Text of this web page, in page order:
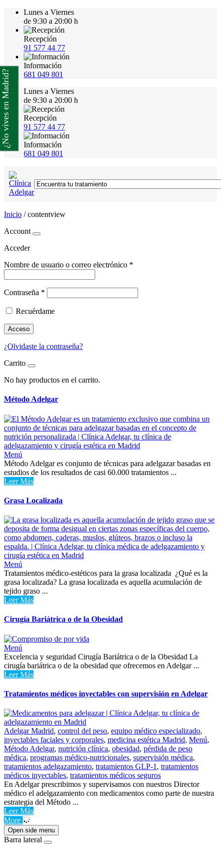
Lunes a Viernes
de 9:30 a 20:00 h
Recepción
91 577 44 77
Información
681 049 801
Lunes a Viernes
de 9:30 a 20:00 h
Recepción
91 577 44 77
Información
681 049 801
Inicio /contentview
Account
Acceder
Nombre de usuario o correo electrónico *
Contraseña *
Recuérdame
Acceso
¿Olvidaste la contraseña?
Carrito
No hay productos en el carrito.
Método Adelgar
Menú
Método Adelgar es conjunto de técnicas para adelgazar basadas en
estudios de los resultados de casi 60.000 tratamientos ...
Leer Más
Grasa Localizada
Menú
Tratamientos médico-estéticos para la grasa localizada ¿Qué es la
grasa localizada? La grasa localizada es aquella acumulación de
tejido graso ...
Leer Más
Cirugía Bariátrica o de la Obesidad
Menú
Excelencia y seguridad Cirugía Bariátrica o de la Obesidad La
cirugía bariátrica o de la obesidad que ofrecemos en Adelgar ...
Leer Más
Tratamientos médicos inyectables con supervisión en Adelgar
Adelgar Madrid, control del peso, equipo médico especializado,
inyectables faciales y corporales, medicina estética Madrid, Menú,
Método Adelgar, nutrición clínica, obesidad, pérdida de peso
médica, programas médico-nutricionales, supervisión médica,
tratamientos adelgazamiento, tratamientos GLP-1 , tratamientos
médicos inyectables, tratamientos médicos seguros
En Adelgar prescribimos y supervisamos con nuestros Director
médico el adelgazamiento con medicamentos como parte de nuestra
estrategia del Método ...
Leer Más
More
Open side menu
Barra lateral
¿No vives en Madrid?